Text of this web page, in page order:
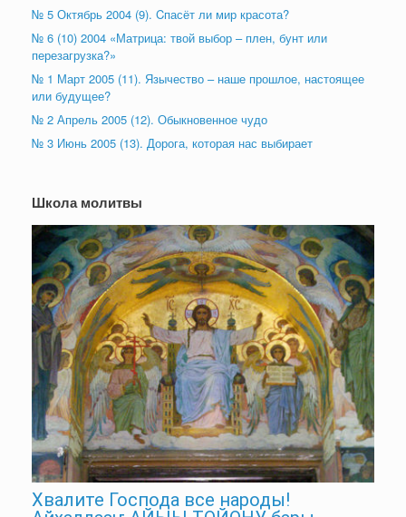
№ 5 Октябрь 2004 (9). Cпасёт ли мир красота?
№ 6 (10) 2004 «Матрица: твой выбор – плен, бунт или
перезагрузка?»
№ 1 Март 2005 (11). Язычество – наше прошлое, настоящее
или будущее?
№ 2 Апрель 2005 (12). Обыкновенное чудо
№ 3 Июнь 2005 (13). Дорога, которая нас выбирает
Школа молитвы
Хвалите Господа все народы!